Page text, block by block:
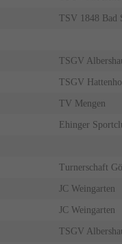
TSV 1848 Bad
TSGV
TSGV
TV Mengen
Ehinger
Turnerschaft
JC Weingarten
JC Weingarten
TSGV